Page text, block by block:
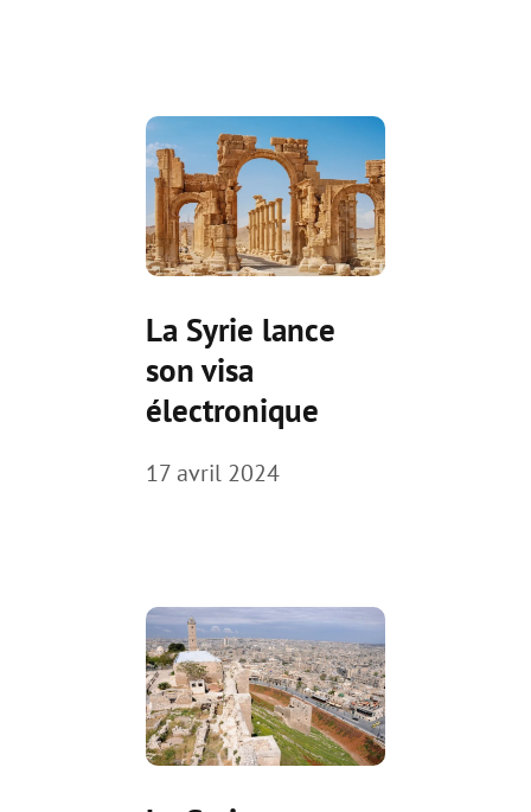
La Syrie lance
son visa
électronique
17 avril 2024